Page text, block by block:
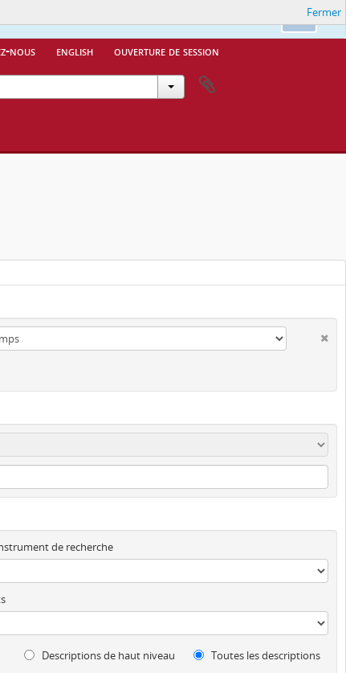
nous english ouverture de session
Fermer
de recherche
Descriptions de haut niveau Toutes les descriptions